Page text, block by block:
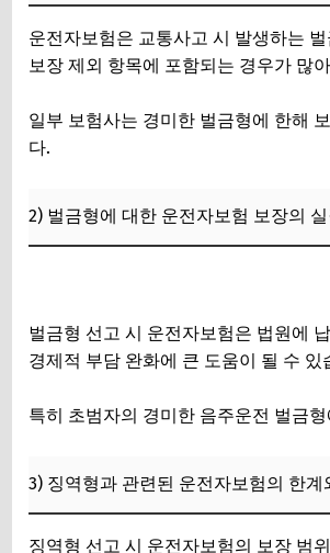
운전자보험은 교통사고 시 발생하는
보장 제외 항목에 포함되는 경우가 많
일부 보험사는 경미한 벌금형에 한해
다.
2) 벌금형에 대한 운전자보험 보장의
벌금형 선고 시 운전자보험은 법원에
경제적 부담 완화에 큰 도움이 될 수 있
특히 초범자의 경미한 음주운전 벌금
3) 징역형과 관련된 운전자보험의 한계
징역형 선고 시 운전자보험의 보장 범